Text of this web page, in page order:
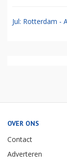
Jul: Rotterdam -
OVER ONS
Contact
Adverteren